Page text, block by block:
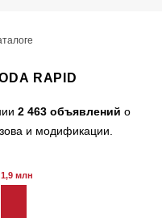
RAPID
2 463 объявлений о
и модификации.
1,9 млн